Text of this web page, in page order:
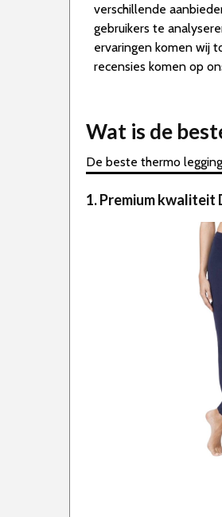
verschillende
gebruikers te
ervaringen komen wij
recensies komen op
Wat is de
De beste thermo
1. Premium kwaliteit